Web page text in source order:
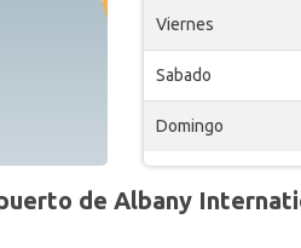
Viernes
Sabado
Domingo
de Albany